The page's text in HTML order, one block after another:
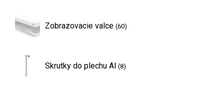
Zobrazovacie valce (60)
Skrutky do plechu Al (8)